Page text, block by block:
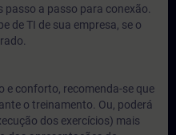
passo a passo para conexão.
de TI de sua empresa, se o
e conforto, recomenda-se que
o treinamento. Ou, poderá
dos exercícios) mais